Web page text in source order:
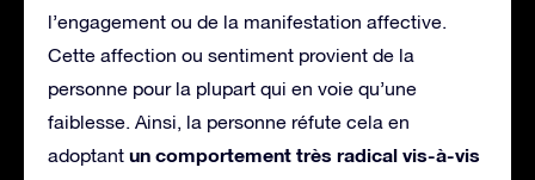
l’engagement ou de la manifestation affective.
Cette affection ou sentiment provient de la
personne pour la plupart qui en voie qu’une
faiblesse. Ainsi, la personne réfute cela en
adoptant un comportement très radical vis-à-vis